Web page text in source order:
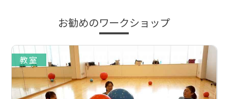
お勧めのワークショップ
教室